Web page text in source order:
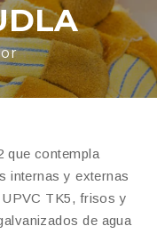
que contempla
internas y externas
TK5, frisos y
de agua